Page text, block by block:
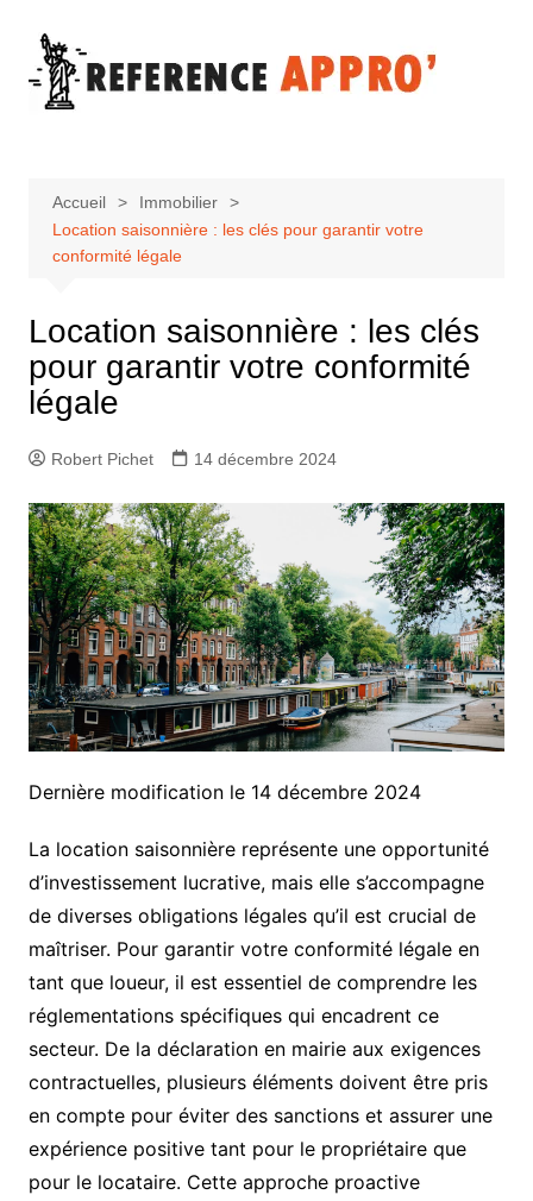
contenu
Accueil
Immobilier
Location saisonnière : les clés pour garantir votre
conformité légale
Location saisonnière : les clés
pour garantir votre conformité
légale
Robert Pichet 14 décembre 2024
Dernière modification le 14 décembre 2024
La location saisonnière représente une opportunité
d’investissement lucrative, mais elle s’accompagne
de diverses obligations légales qu’il est crucial de
maîtriser. Pour garantir votre conformité légale en
tant que loueur, il est essentiel de comprendre les
réglementations spécifiques qui encadrent ce
secteur. De la déclaration en mairie aux exigences
contractuelles, plusieurs éléments doivent être pris
en compte pour éviter des sanctions et assurer une
expérience positive tant pour le propriétaire que
pour le locataire. Cette approche proactive